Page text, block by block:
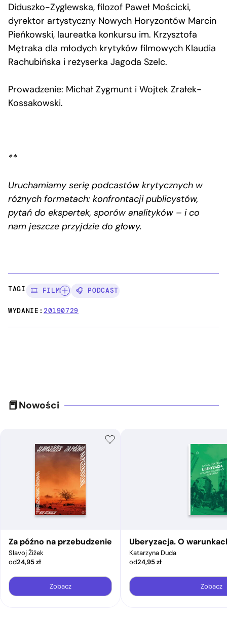
Diduszko-Zyglewska, filozof Paweł Mościcki,
dyrektor artystyczny Nowych Horyzontów Marcin
Pieńkowski, laureatka konkursu im. Krzysztofa
Mętraka dla młodych krytyków filmowych Klaudia
Rachubińska i reżyserka Jagoda Szelc.
Prowadzenie: Michał Zygmunt i Wojtek Zrałek-
Kossakowski.
**
Uruchamiamy serię podcastów krytycznych w
różnych formatach: konfrontacji publicystów,
pytań do ekspertek, sporów analityków – i co
nam jeszcze przyjdzie do głowy.
TAGI: 🎞️ FILM 🎧 PODCAST
WYDANIE:20190729
Nowości
Za późno na przebudzenie
Slavoj Žižek
od24,95zł
Zobacz
Uberyzacja. O
Katarzyna Duda
od24,95zł
Zobacz